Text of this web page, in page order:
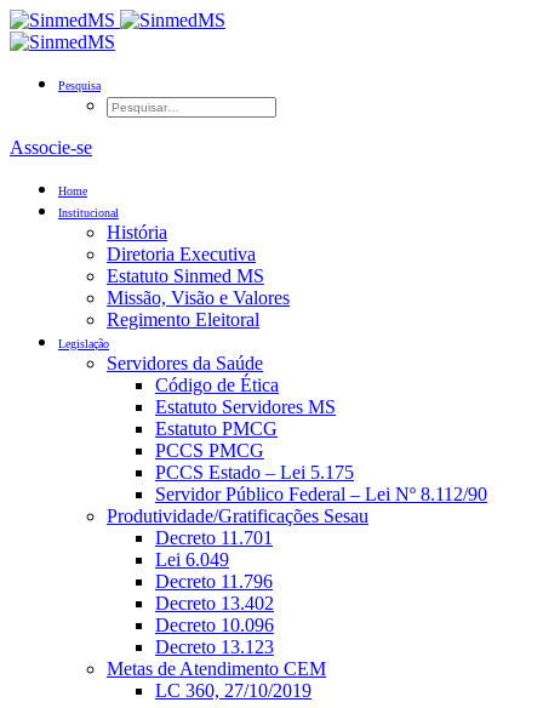
Pesquisa
Associe-se
Home
Institucional
História
Diretoria Executiva
Estatuto Sinmed MS
Missão, Visão e Valores
Regimento Eleitoral
Legislação
Servidores da Saúde
Código de Ética
Estatuto Servidores MS
Estatuto PMCG
PCCS PMCG
PCCS Estado – Lei 5.175
Servidor Público Federal – Lei Nº 8.112/90
Produtividade/Gratificações Sesau
Decreto 11.701
Lei 6.049
Decreto 11.796
Decreto 13.402
Decreto 10.096
Decreto 13.123
Metas de Atendimento CEM
LC 360, 27/10/2019